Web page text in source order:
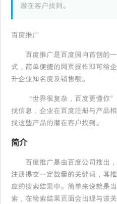
潜在客户找到。
百度推广
百度推广是百度国内首创的一
式，简单便捷的网页操作即可给
升企业知名度及销售额。
“世界很复杂，百度更懂你”
找信息，企业在百度注册与产品
找这些产品的潜在客户找到。
简介
百度推广是由百度公司推出，
注册提交一定数量的关键词，其
应的搜索结果中。简单来说就是
索，在检索结果页面会出现与该